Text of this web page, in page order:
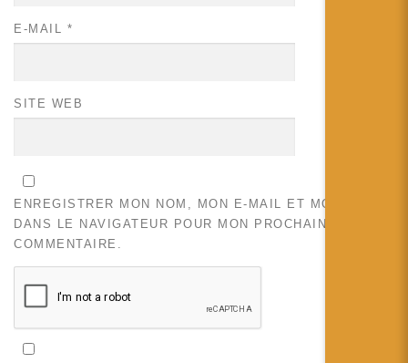
E-MAIL *
SITE WEB
ENREGISTRER MON NOM, MON E-MAIL ET MON SITE
DANS LE NAVIGATEUR POUR MON PROCHAIN
COMMENTAIRE.